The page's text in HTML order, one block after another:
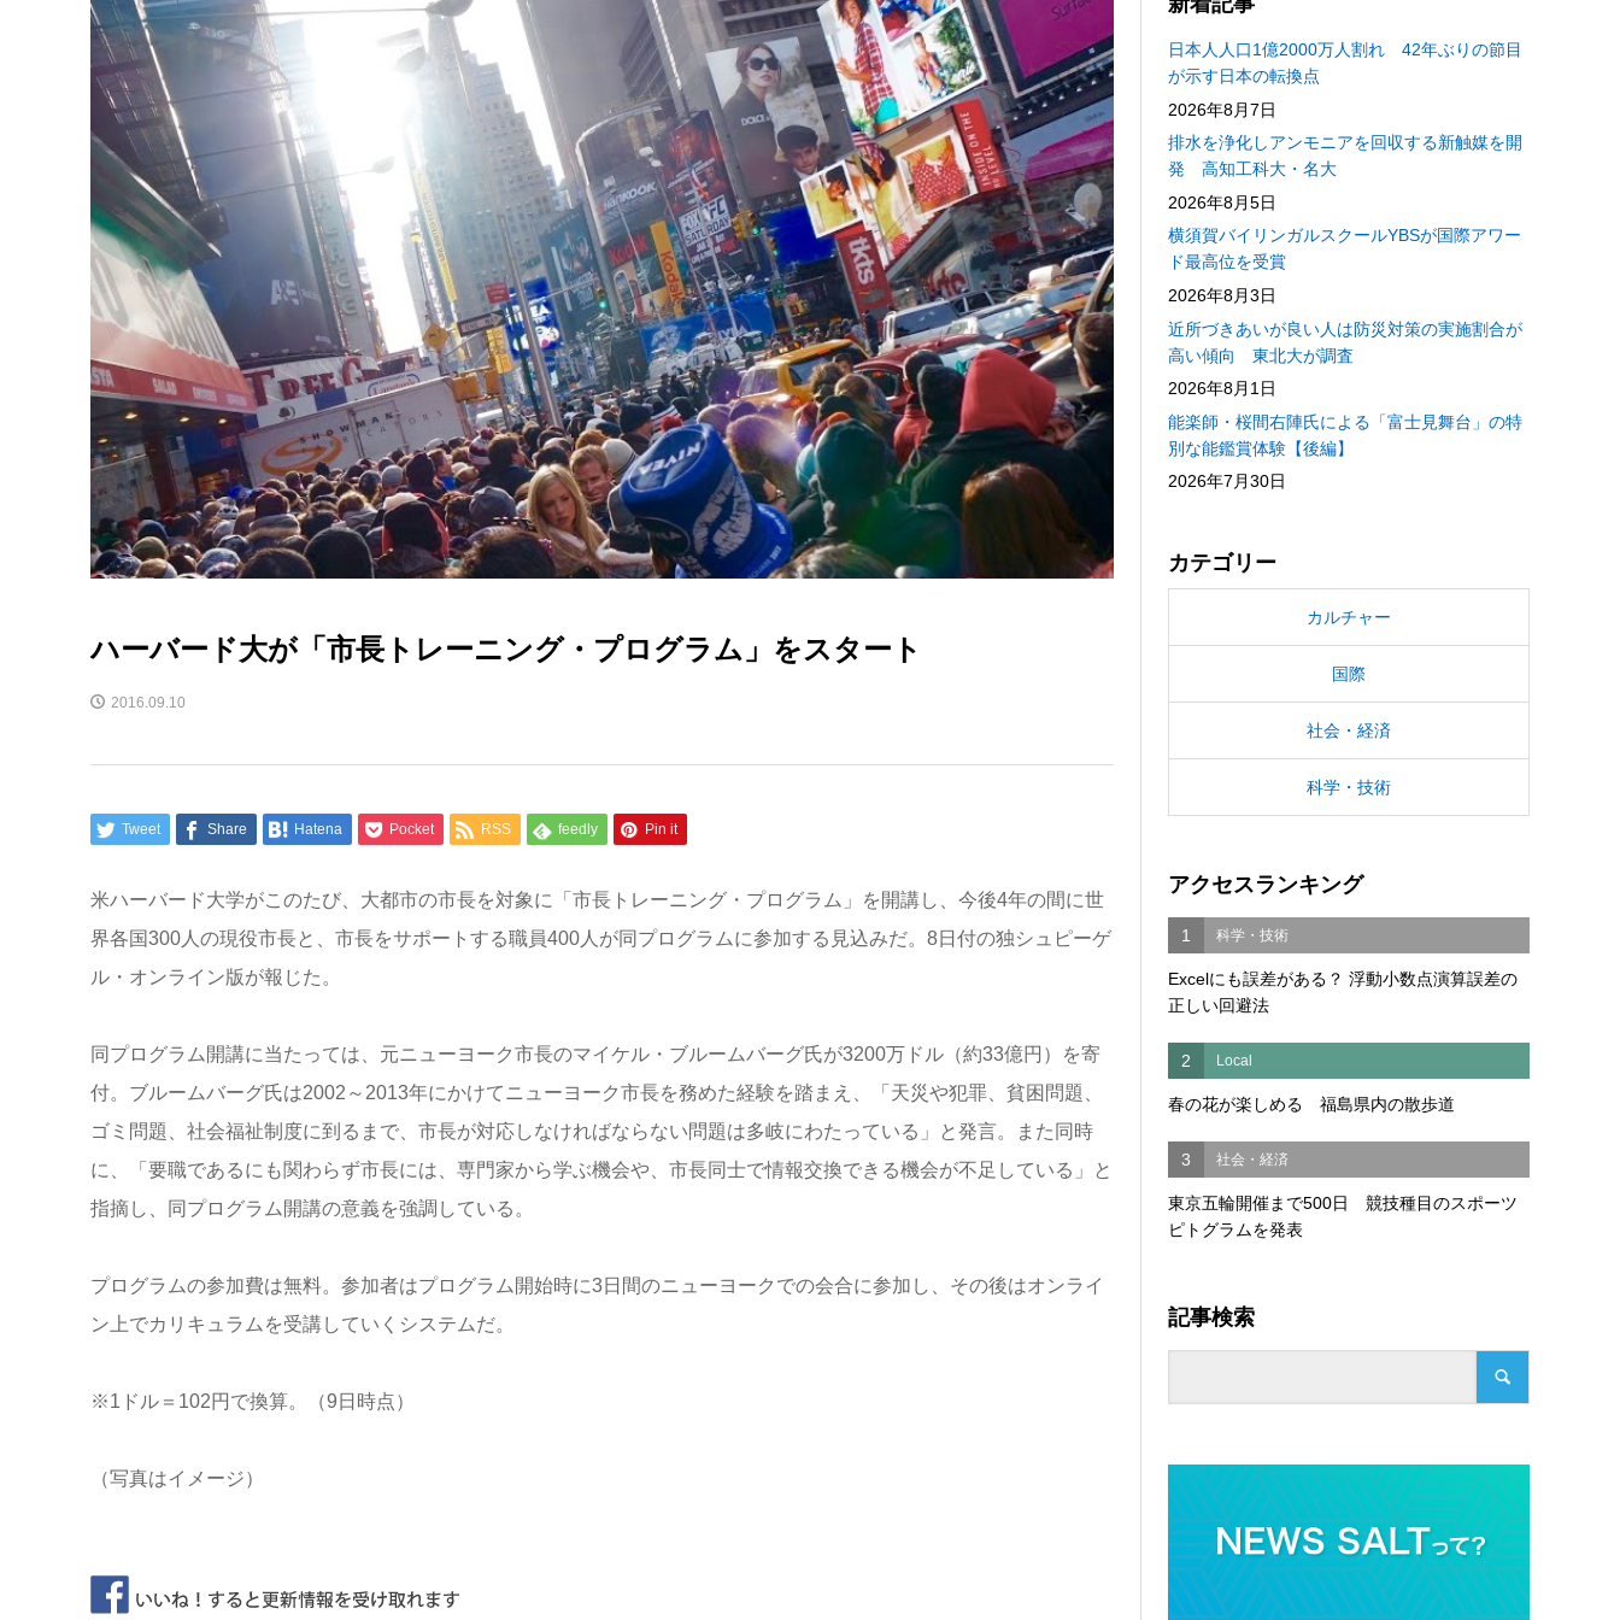
ハーバード大が「市長トレーニング・プログラム」をスタート
2016.09.10
Tweet Share Hatena Pocket RSS feedly Pin it
米ハーバード大学がこのたび、大都市の市長を対象に「市長トレーニング・プログラム」を開講し、今後4年の間に世
界各国300人の現役市長と、市長をサポートする職員400人が同プログラムに参加する見込みだ。8日付の独シュピーゲ
ル・オンライン版が報じた。
同プログラム開講に当たっては、元ニューヨーク市長のマイケル・ブルームバーグ氏が3200万ドル（約33億円）を寄
付。ブルームバーグ氏は2002～2013年にかけてニューヨーク市長を務めた経験を踏まえ、「天災や犯罪、貧困問題、
ゴミ問題、社会福祉制度に到るまで、市長が対応しなければならない問題は多岐にわたっている」と発言。また同時
に、「要職であるにも関わらず市長には、専門家から学ぶ機会や、市長同士で情報交換できる機会が不足している」と
指摘し、同プログラム開講の意義を強調している。
プログラムの参加費は無料。参加者はプログラム開始時に3日間のニューヨークでの会合に参加し、その後はオンライ
ン上でカリキュラムを受講していくシステムだ。
※1ドル＝102円で換算。（9日時点）
（写真はイメージ）
日本人人口1億2000万人割れ 42年ぶりの節目
が示す日本の転換点
2026年8月7日
排水を浄化しアンモニアを回収する新触媒を開
発 高知工科大・名大
2026年8月5日
横須賀バイリンガルスクールYBSが国際アワー
ド最高位を受賞
2026年8月3日
近所づきあいが良い人は防災対策の実施割合が
高い傾向 東北大が調査
2026年8月1日
能楽師・桜間右陣氏による「富士見舞台」の特
別な能鑑賞体験【後編】
2026年7月30日
カテゴリー
カルチャー
国際
社会・経済
科学・技術
アクセスランキング
1 科学・技術
Excelにも誤差がある？ 浮動小数点演算誤差の
正しい回避法
2 Local
春の花が楽しめる 福島県内の散歩道
3 社会・経済
東京五輪開催まで500日 競技種目のスポーツ
ピトグラムを発表
記事検索